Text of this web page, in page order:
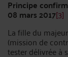
Principe
08 mars 2017[3]
La fille du
(mission de
tester délivrée à